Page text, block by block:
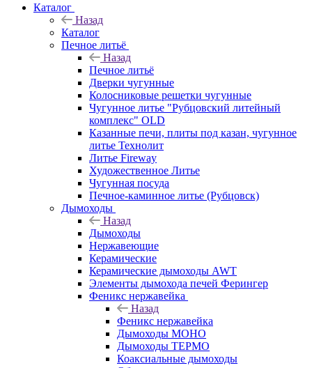
Каталог
Назад
Каталог
Печное литьё
Назад
Печное литьё
Дверки чугунные
Колосниковые решетки чугунные
Чугунное литье "Рубцовский литейный
комплекс" OLD
Казанные печи, плиты под казан, чугунное
литье Технолит
Литье Fireway
Художественное Литье
Чугунная посуда
Печное-каминное литье (Рубцовск)
Дымоходы
Назад
Дымоходы
Нержавеющие
Керамические
Керамические дымоходы AWT
Элементы дымохода печей Ферингер
Феникс нержавейка
Назад
Феникс нержавейка
Дымоходы МОНО
Дымоходы ТЕРМО
Коаксиальные дымоходы